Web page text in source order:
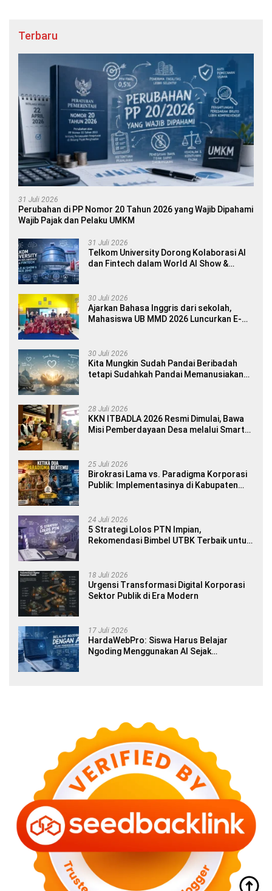
Terbaru
31 Juli 2026
Perubahan di PP Nomor 20 Tahun 2026 yang Wajib Dipahami
Wajib Pajak dan Pelaku UMKM
31 Juli 2026
Telkom University Dorong Kolaborasi AI
dan Fintech dalam World AI Show &
30 Juli 2026
Ajarkan Bahasa Inggris dari sekolah,
Mahasiswa UB MMD 2026 Luncurkan E-
30 Juli 2026
Kita Mungkin Sudah Pandai Beribadah
tetapi Sudahkah Pandai Memanusiakan
28 Juli 2026
KKN ITBADLA 2026 Resmi Dimulai, Bawa
Misi Pemberdayaan Desa melalui Smart
25 Juli 2026
Birokrasi Lama vs. Paradigma Korporasi
Publik: Implementasinya di Kabupaten
24 Juli 2026
5 Strategi Lolos PTN Impian,
Rekomendasi Bimbel UTBK Terbaik untuk
18 Juli 2026
Urgensi Transformasi Digital Korporasi
Sektor Publik di Era Modern
17 Juli 2026
HardaWebPro: Siswa Harus Belajar
Ngoding Menggunakan AI Sejak